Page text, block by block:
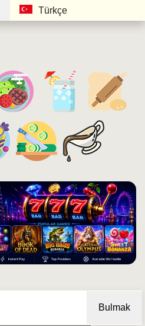
Türkçe
Bulmak